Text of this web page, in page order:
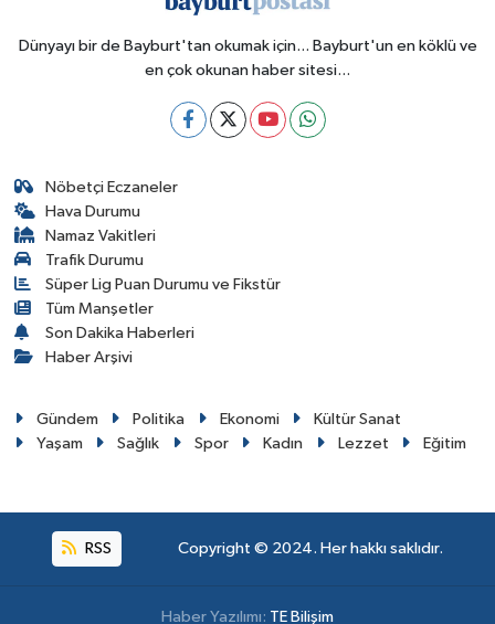
Dünyayı bir de Bayburt'tan okumak için... Bayburt'un en köklü ve
en çok okunan haber sitesi...
Nöbetçi Eczaneler
Hava Durumu
Namaz Vakitleri
Trafik Durumu
Süper Lig Puan Durumu ve Fikstür
Tüm Manşetler
Son Dakika Haberleri
Haber Arşivi
Gündem Politika Ekonomi
Kültür Sanat
Yaşam
Sağlık Spor Kadın Lezzet Eğitim
RSS Copyright © 2024. Her hakkı saklıdır.
Haber Yazılımı: TE Bilişim